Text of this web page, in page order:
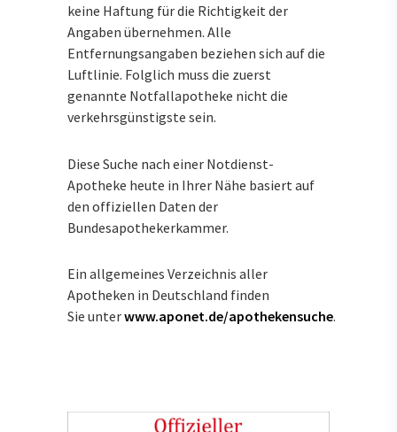
keine Haftung für die Richtigkeit der
Angaben übernehmen. Alle
Entfernungsangaben beziehen sich auf die
Luftlinie. Folglich muss die zuerst
genannte Notfallapotheke nicht die
verkehrsgünstigste sein.
Diese Suche nach einer Notdienst-
Apotheke heute in Ihrer Nähe basiert auf
den offiziellen Daten der
Bundesapothekerkammer.
Ein allgemeines Verzeichnis aller
Apotheken in Deutschland finden
Sie unterwww.aponet.de/apothekensuche.